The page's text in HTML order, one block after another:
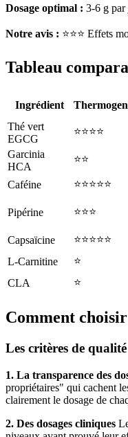
Dosage optimal : 3-6 g par
Notre avis : ⭐⭐⭐ Effets
Tableau
Ingrédient
Thé vert
EGCG
⭐⭐⭐⭐
Garcinia
HCA
⭐⭐
Caféine ⭐⭐⭐⭐⭐
Pipérine ⭐⭐⭐
Capsaïcine
⭐⭐⭐⭐⭐
L-Carnitine
⭐
CLA
⭐
Comment
Les critères de qualité
1. La transparence des
propriétaires" qui cachent
clairement le dosage de
2. Des dosages cliniques